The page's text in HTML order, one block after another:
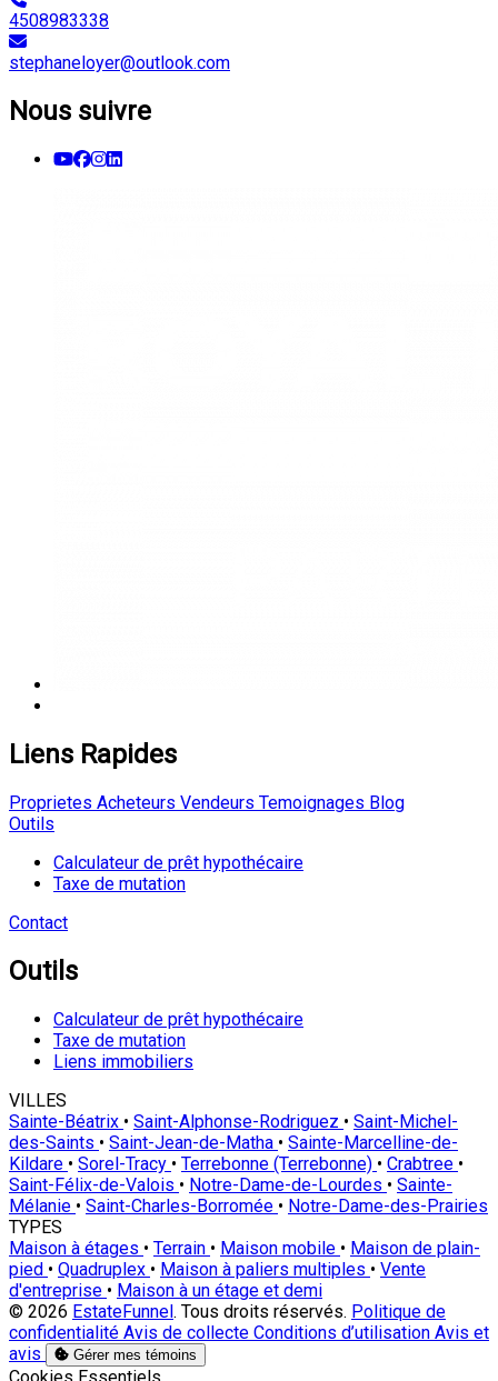
4508983338
stephaneloyer@outlook.com
Nous suivre
Liens Rapides
Proprietes Acheteurs Vendeurs Temoignages Blog
Outils
Calculateur de prêt hypothécaire
Taxe de mutation
Contact
Outils
Calculateur de prêt hypothécaire
Taxe de mutation
Liens immobiliers
VILLES
Sainte-Béatrix • Saint-Alphonse-Rodriguez • Saint-Michel-
des-Saints • Saint-Jean-de-Matha • Sainte-Marcelline-de-
Kildare • Sorel-Tracy • Terrebonne (Terrebonne) • Crabtree •
Saint-Félix-de-Valois • Notre-Dame-de-Lourdes • Sainte-
Mélanie • Saint-Charles-Borromée • Notre-Dame-des-Prairies
TYPES
Maison à étages • Terrain • Maison mobile • Maison de plain-
pied • Quadruplex • Maison à paliers multiples • Vente
d'entreprise • Maison à un étage et demi
© 2026 EstateFunnel. Tous droits réservés. Politique de
confidentialité Avis de collecte Conditions d’utilisation Avis et
avis
Gérer mes témoins
Activer